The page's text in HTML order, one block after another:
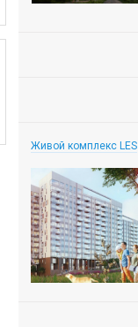
Живой комплекс LES